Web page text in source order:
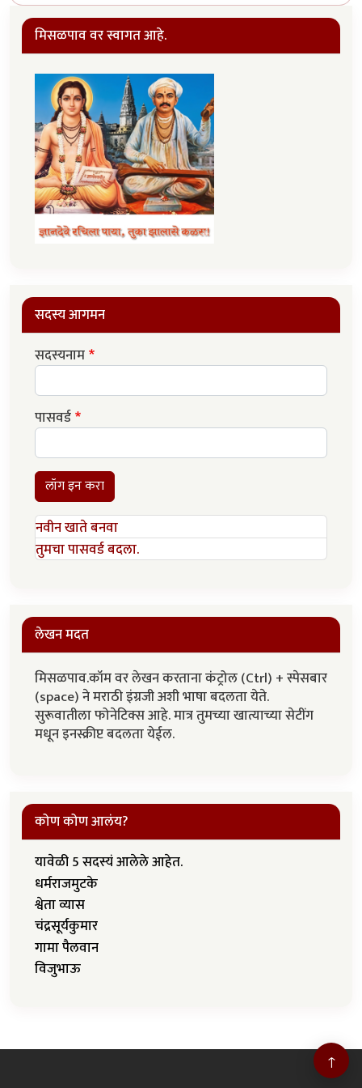
मिसळपाव वर स्वागत आहे.
सदस्य आगमन
सदस्यनाम
पासवर्ड
लॉग इन करा
नवीन खाते बनवा
तुमचा पासवर्ड बदला.
लेखन मदत
मिसळपाव.कॉम वर लेखन करताना कंट्रोल (Ctrl) + स्पेसबार
(space) ने मराठी इंग्रजी अशी भाषा बदलता येते.
सुरूवातीला फोनेटिक्स आहे. मात्र तुमच्या खात्याच्या सेटींग
मधून इनस्क्रीप्ट बदलता येईल.
कोण कोण आलंय?
यावेळी 5 सदस्यं आलेले आहेत.
धर्मराजमुटके
श्वेता व्यास
चंद्रसूर्यकुमार
गामा पैलवान
विजुभाऊ
↑